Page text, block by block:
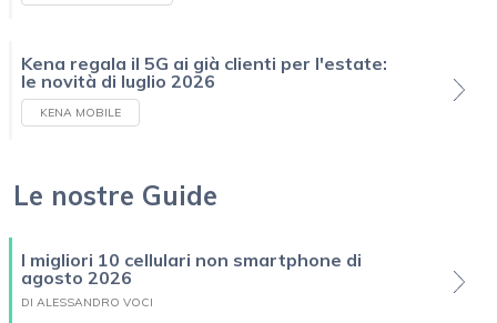
Kena regala il 5G ai già clienti per l'estate:
le novità di luglio 2026
KENA MOBILE
Le nostre Guide
I migliori 10 cellulari non smartphone di
agosto 2026
DI ALESSANDRO VOCI